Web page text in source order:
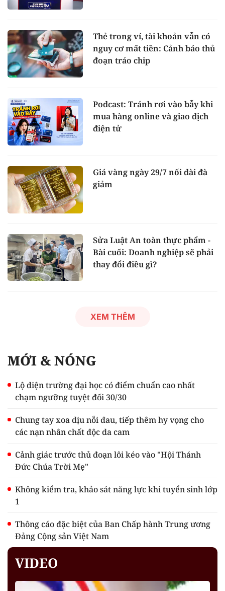
Thẻ trong ví, tài khoản vẫn có
nguy cơ mất tiền: Cảnh báo thủ
đoạn tráo chip
Podcast: Tránh rơi vào bẫy khi
mua hàng online và giao dịch
điện tử
Giá vàng ngày 29/7 nối dài đà
giảm
Sửa Luật An toàn thực phẩm -
Bài cuối: Doanh nghiệp sẽ phải
thay đổi điều gì?
XEM THÊM
MỚI & NÓNG
Lộ diện trường đại học có điểm chuẩn cao nhất
chạm ngưỡng tuyệt đối 30/30
Chung tay xoa dịu nỗi đau, tiếp thêm hy vọng cho
các nạn nhân chất độc da cam
Cảnh giác trước thủ đoạn lôi kéo vào "Hội Thánh
Đức Chúa Trời Mẹ"
Không kiểm tra, khảo sát năng lực khi tuyển sinh lớp
1
Thông cáo đặc biệt của Ban Chấp hành Trung ương
Đảng Cộng sản Việt Nam
VIDEO